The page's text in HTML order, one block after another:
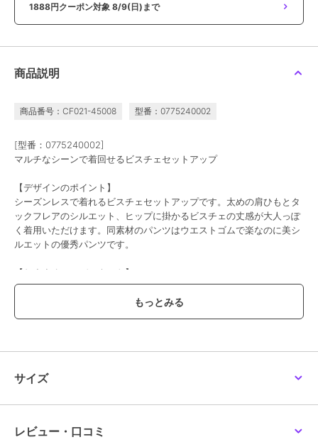
1888円クーポン対象 8/9(日)まで
商品説明
商品番号：CF021-45008 型番：0775240002
[型番：0775240002]
マルチなシーンで着回せるビスチェセットアップ
【デザインのポイント】
シーズンレスで着れるビスチェセットアップです。太めの肩ひもとタ
ックフレアのシルエット、ヒップに掛かるビスチェの丈感が大人っぽ
く着用いただけます。同素材のパンツはウエストゴムで楽なのに美シ
ルエットの優秀パンツです。
【おすすめコーディネート】
TシャツやロンT、ニットタートルまで、幅広い季節インナーに対応可
能。ビスチェ、パンツそれぞれ単品使いでも、着用いただけるお得感
のあるアイテムです。
期間限定セール開催中
ショップ
サイズ
レビュー・口コミ